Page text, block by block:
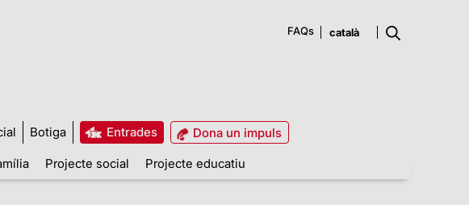
FAQs
Botiga Entrades
Dona un impuls
Projecte social Projecte educatiu